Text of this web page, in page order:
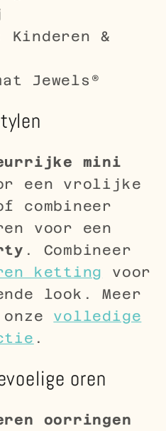
Kinderen &
Jewels®
mini
een vrolijke
combineer
voor een
. Combineer
ketting
voor
look. Meer
volledige
.
oren
oorringen